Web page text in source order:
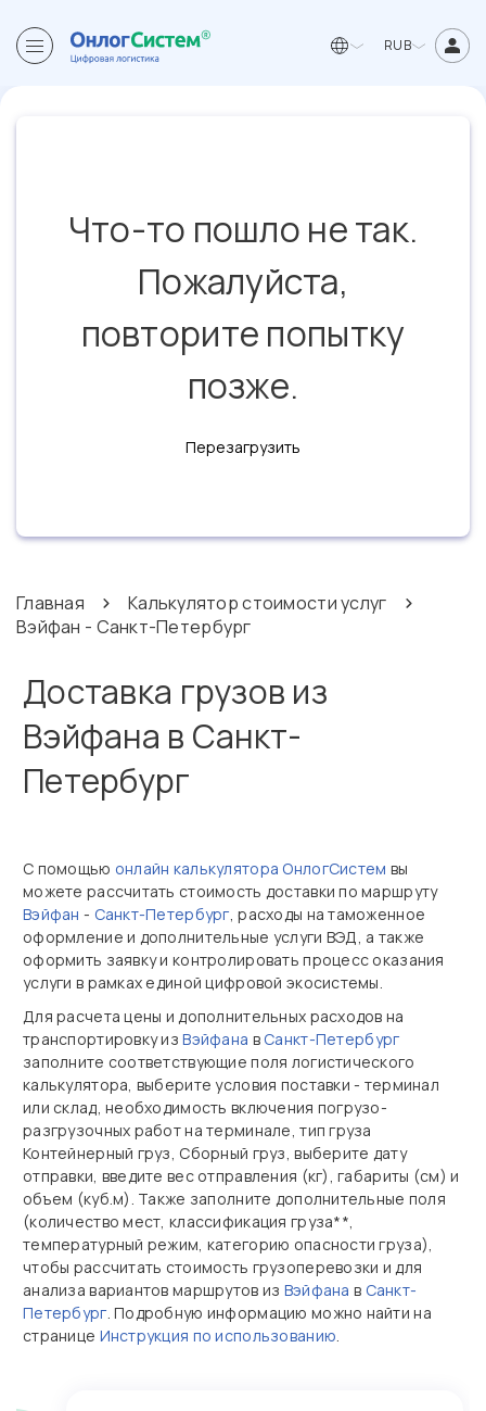
RUB
Что-то пошло не так.
Пожалуйста,
повторите попытку
позже.
Перезагрузить
Главная
Калькулятор стоимости услуг
Вэйфан - Санкт-Петербург
Доставка грузов из
Вэйфана в Санкт-
Петербург
С помощью онлайн калькулятора ОнлогСистем вы
можете рассчитать стоимость доставки по маршруту
Вэйфан - Санкт-Петербург, расходы на таможенное
оформление и дополнительные услуги ВЭД, а также
оформить заявку и контролировать процесс оказания
услуги в рамках единой цифровой экосистемы.
Для расчета цены и дополнительных расходов на
транспортировку изВэйфана в Санкт-Петербург
заполните соответствующие поля логистического
калькулятора, выберите условия поставки - терминал
или склад, необходимость включения погрузо-
разгрузочных работ на терминале, тип груза
Контейнерный груз, Сборный груз, выберите дату
отправки, введите вес отправления (кг), габариты (см) и
объем (куб.м). Также заполните дополнительные поля
(количество мест, классификация груза**,
температурный режим, категорию опасности груза),
чтобы рассчитать стоимость грузоперевозки и для
анализа вариантов маршрутов из Вэйфана в Санкт-
Петербург. Подробную информацию можно найти на
странице Инструкция по использованию.